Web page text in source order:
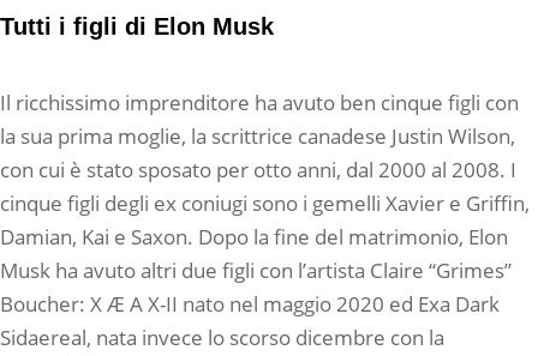
Tutti i figli di Elon Musk
Il ricchissimo imprenditore ha avuto ben cinque figli con
la sua prima moglie, la scrittrice canadese Justin Wilson,
con cui è stato sposato per otto anni, dal 2000 al 2008. I
cinque figli degli ex coniugi sono i gemelli Xavier e Griffin,
Damian, Kai e Saxon. Dopo la fine del matrimonio, Elon
Musk ha avuto altri due figli con l’artista Claire “Grimes”
Boucher: X Æ A X-II nato nel maggio 2020 ed Exa Dark
Sidaereal, nata invece lo scorso dicembre con la